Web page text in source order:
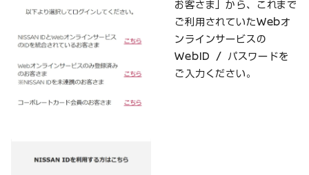
お客さま」から、これまで
ご利用されていたWebオ
ンラインサービスの
WebID / パスワードを
ご入力ください。